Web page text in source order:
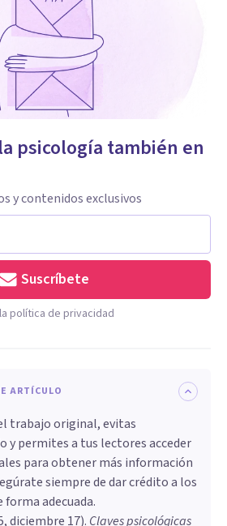
psicología también en
y contenidos exclusivos
Suscríbete
política de privacidad
ARTÍCULO
trabajo original, evitas
y permites a tus lectores acceder
para obtener más información
siempre de dar crédito a los
adecuada.
diciembre 17). Claves psicológicas